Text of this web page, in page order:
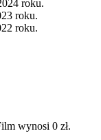
roku.
roku.
roku.
wynosi 0 zł.